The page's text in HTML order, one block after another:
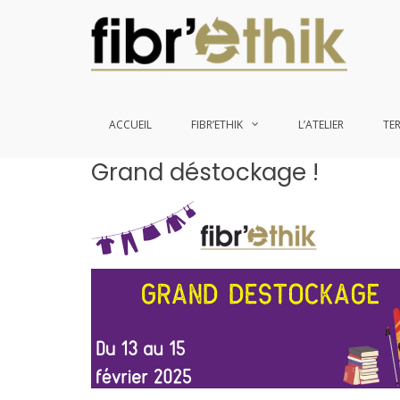
ACCUEIL FIBR’ETHIK L’ATELIER
Grand déstockage !